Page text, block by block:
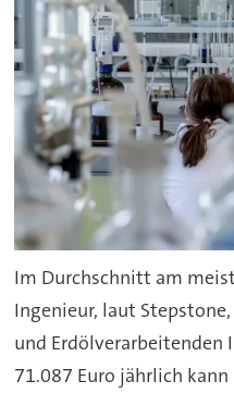
Im Durchschnitt am
Ingenieur, laut
und Erdölverarbeitenden
71.087 Euro jährlich